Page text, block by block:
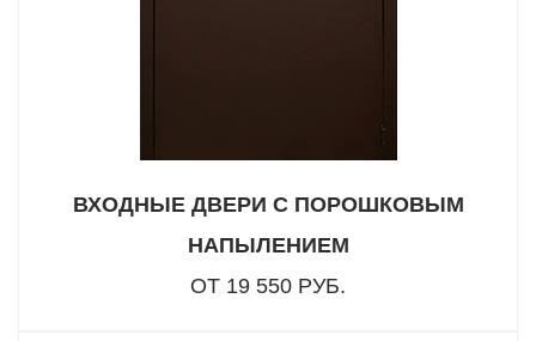
ВХОДНЫЕ ДВЕРИ С ПОРОШКОВЫМ
НАПЫЛЕНИЕМ
ОТ 19 550 РУБ.